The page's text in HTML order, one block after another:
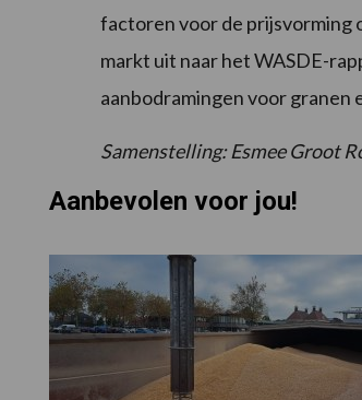
factoren voor de prijsvorming
markt uit naar het WASDE-
aanbodramingen voor granen
Samenstelling: Esmee Groot
Aanbevolen voor jou!